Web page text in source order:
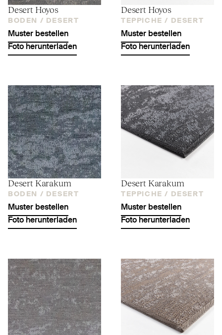
Desert Hoyos
BODEN / DESERT
Muster bestellen
Foto herunterladen
Desert Hoyos
TEPPICHE / DESERT
Muster bestellen
Foto herunterladen
Desert Karakum
BODEN / DESERT
Muster bestellen
Foto herunterladen
Desert Karakum
TEPPICHE / DESERT
Muster bestellen
Foto herunterladen